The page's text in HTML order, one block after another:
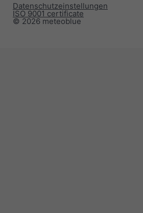
© 2026 meteoblue
ISO 9001 certificate
Datenschutzeinstellungen